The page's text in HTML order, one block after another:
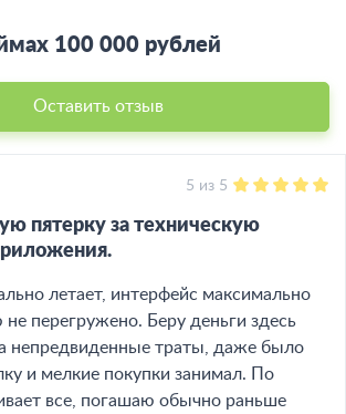
100 000 рублей
Оставить отзыв
5 из 5
пятерку за техническую
летает, интерфейс максимально
перегружено. Беру деньги здесь
непредвиденные траты, даже было
и мелкие покупки занимал. По
все, погашаю обычно раньше